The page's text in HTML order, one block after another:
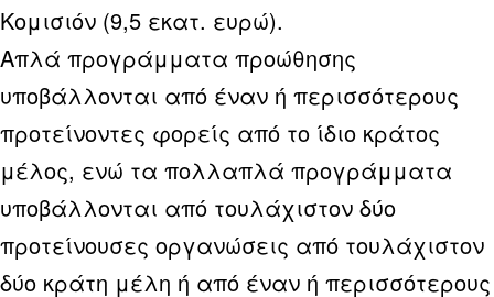
Κομισιόν (9,5 εκατ. ευρώ).
Απλά προγράμματα προώθησης
υποβάλλονται από έναν ή περισσότερους
προτείνοντες φορείς από το ίδιο κράτος
μέλος, ενώ τα πολλαπλά προγράμματα
υποβάλλονται από τουλάχιστον δύο
προτείνουσες οργανώσεις από τουλάχιστον
δύο κράτη μέλη ή από έναν ή περισσότερους